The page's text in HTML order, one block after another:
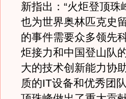
新指出：“火炬登顶
也为世界奥林匹克史
的事件需要众多领先
炬接力和中国登山队
大的技术创新能力协
质的IT设备和优秀团